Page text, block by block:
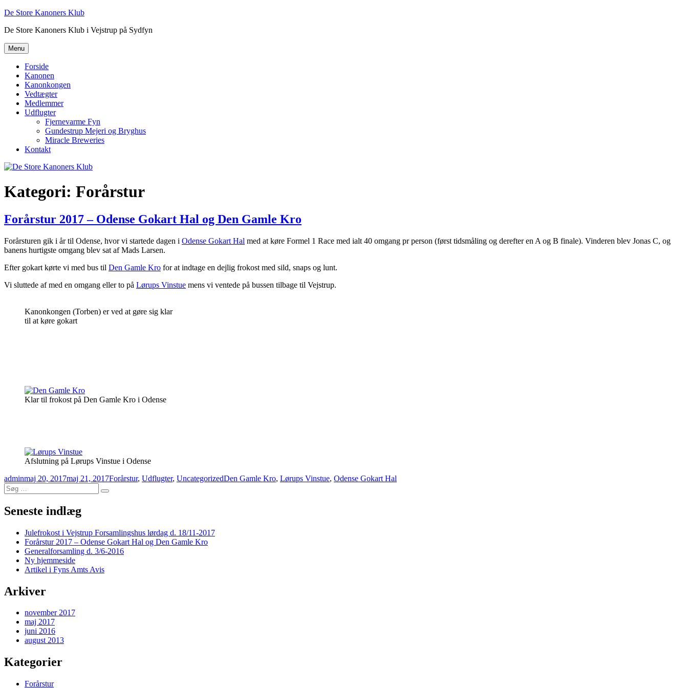
Videre
indhold
De Store Kanoners Klub
De Store Kanoners Klub i Vejstrup på Sydfyn
Menu
Forside
Kanonen
Kanonkongen
Vedtægter
Medlemmer
Udflugter
Fjernevarme Fyn
Gundestrup Mejeri og Bryghus
Miracle Breweries
Kontakt
Kategori: Forårstur
Forårstur 2017 – Odense Gokart Hal og Den Gamle Kro
Forårsturen gik i år til Odense, hvor vi startede dagen i Odense Gokart Hal med at køre Formel 1 Race med ialt 40 omgang pr person (først tidsmåling og derefter en A og B finale). Vinderen blev Jonas C, og
banens hurtigste omgang blev sat af Mads Larsen.
Efter gokart kørte vi med bus til Den Gamle Kro for at indtage en dejlig frokost med sild, snaps og lunt.
Vi sluttede af med en omgang eller to på Lørups Vinstue mens vi ventede på bussen tilbage til Vejstrup.
Kanonkongen (Torben) er ved at gøre sig klar
til at køre gokart
Klar til frokost på Den Gamle Kro i Odense
Afslutning på Lørups Vinstue i Odense
Forfatter
adminUdgivet
maj 20, 2017maj 21, 2017Kategorier
Forårstur, Udflugter, UncategorizedTags
Den Gamle Kro, Lørups Vinstue, Odense Gokart Hal
Søg
efter:
Søg
Seneste indlæg
Julefrokost i Vejstrup Forsamlingshus lørdag d. 18/11-2017
Forårstur 2017 – Odense Gokart Hal og Den Gamle Kro
Generalforsamling d. 3/6-2016
Ny hjemmeside
Artikel i Fyns Amts Avis
Arkiver
november 2017
maj 2017
juni 2016
august 2013
Kategorier
Forårstur